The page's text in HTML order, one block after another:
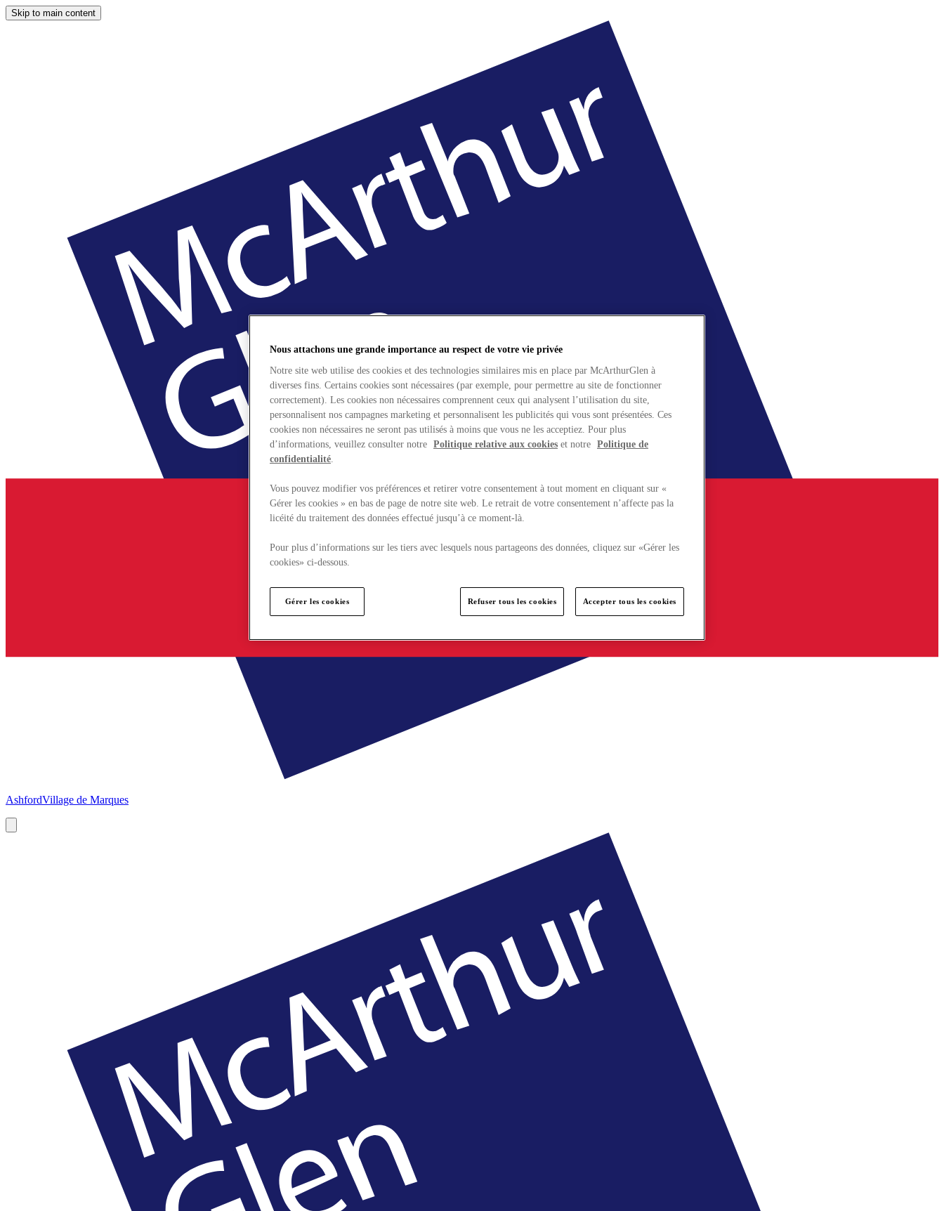
Skip to main content
AshfordVillage de Marques
Nous attachons une grande importance au respect de votre vie privée
Notre site web utilise des cookies et des technologies similaires mis en place par McArthurGlen à
diverses fins. Certains cookies sont nécessaires (par exemple, pour permettre au site de fonctionner
correctement). Les cookies non nécessaires comprennent ceux qui analysent l’utilisation du site,
personnalisent nos campagnes marketing et personnalisent les publicités qui vous sont présentées. Ces
cookies non nécessaires ne seront pas utilisés à moins que vous ne les acceptiez. Pour plus
d’informations, veuillez consulter notre Politique relative aux cookies et notre Politique de
confidentialité.
Vous pouvez modifier vos préférences et retirer votre consentement à tout moment en cliquant sur «
Gérer les cookies » en bas de page de notre site web. Le retrait de votre consentement n’affecte pas la
licéité du traitement des données effectué jusqu’à ce moment-là.
Pour plus d’informations sur les tiers avec lesquels nous partageons des données, cliquez sur «Gérer les
cookies» ci-dessous.
Gérer les cookies Refuser tous les cookies Accepter tous les cookies